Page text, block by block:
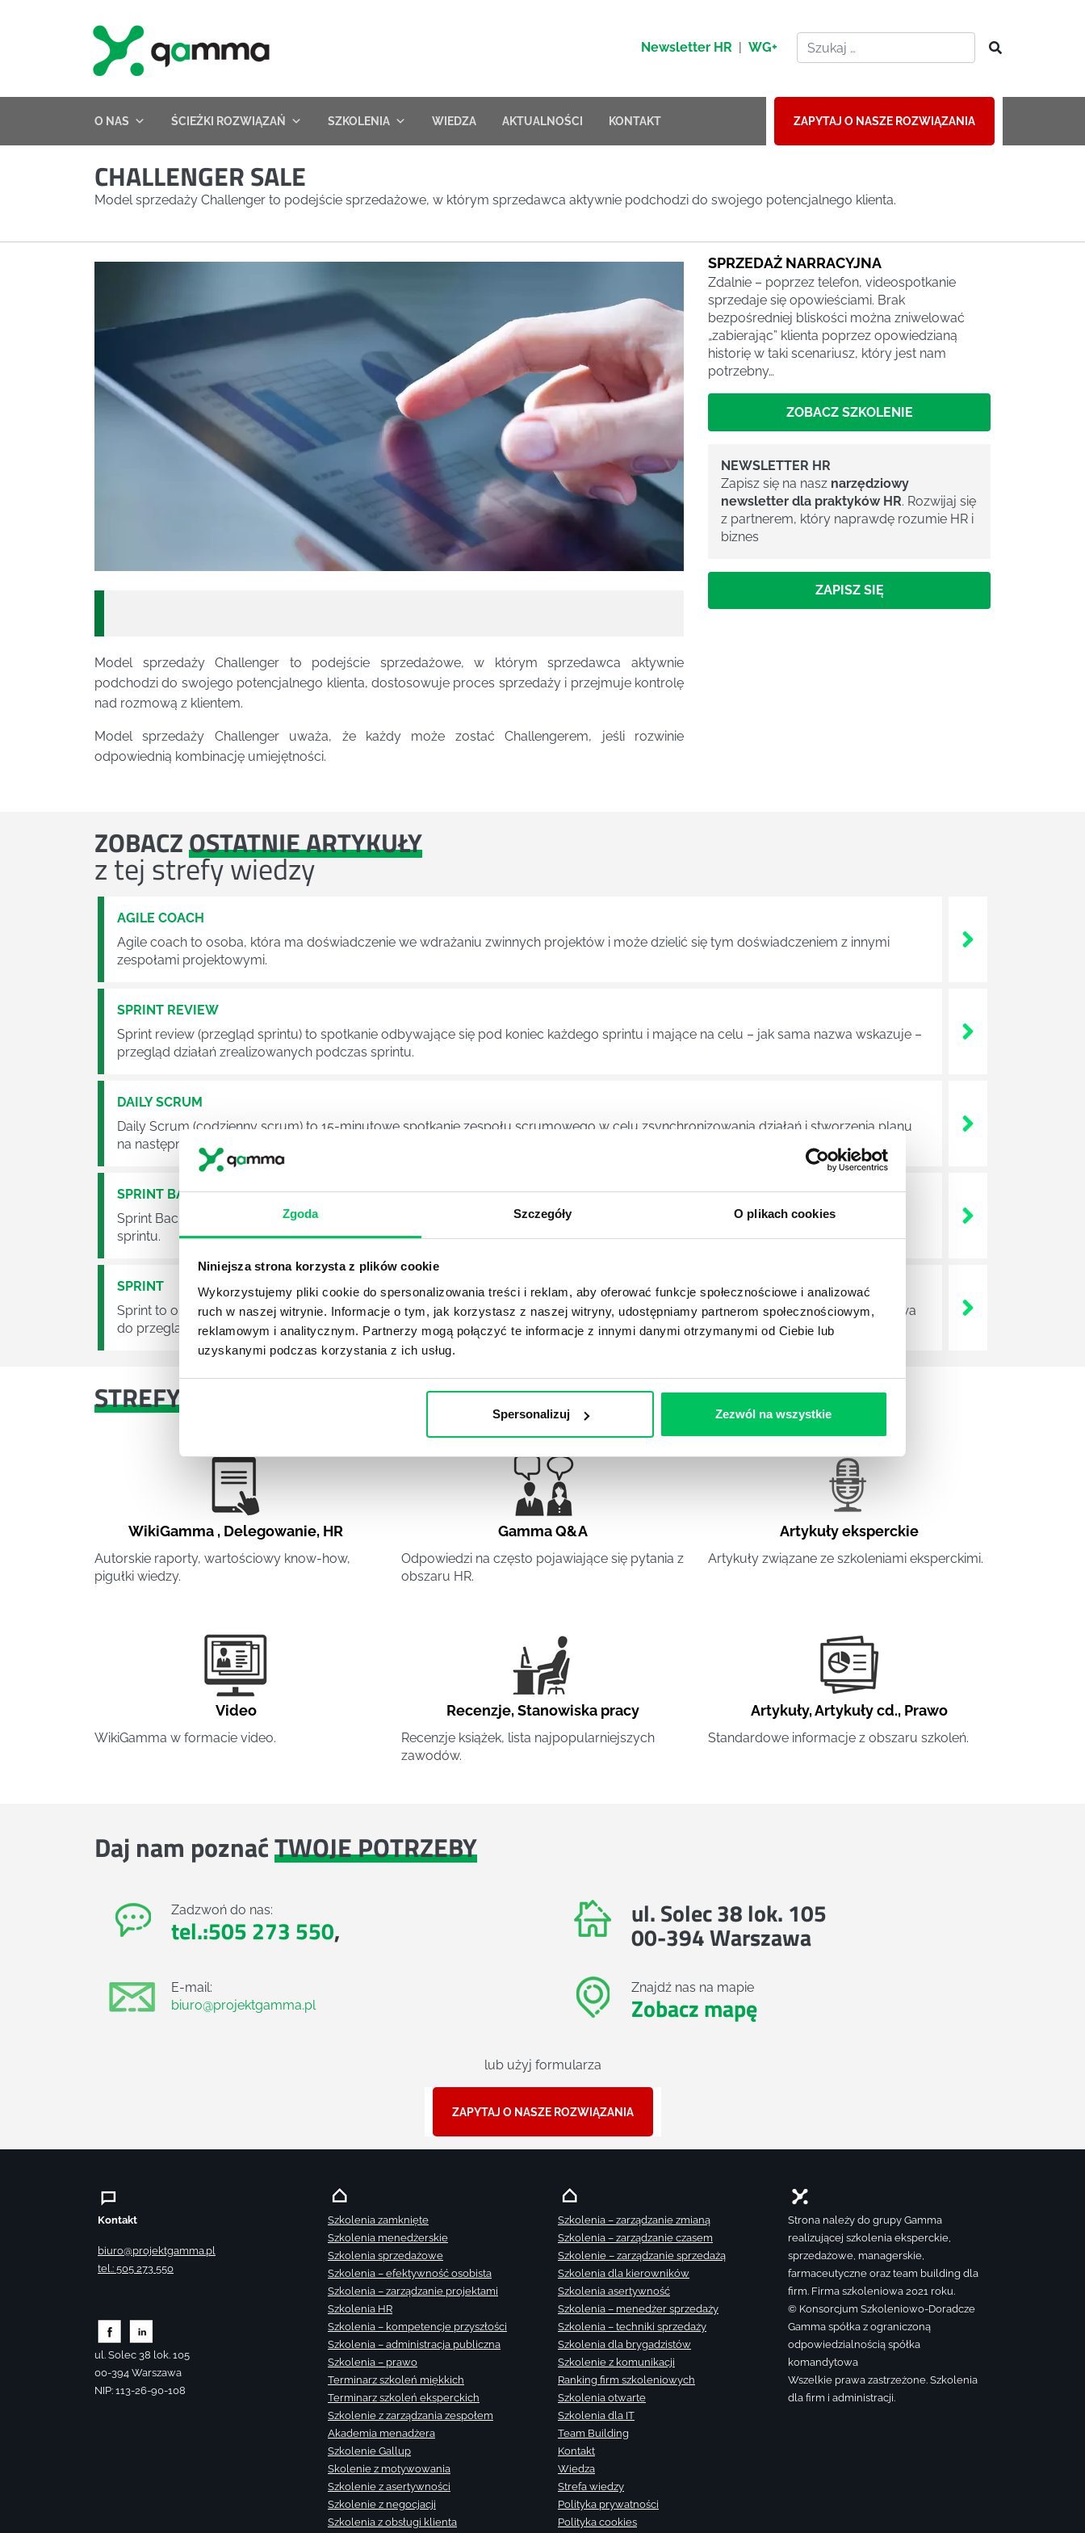
Zgoda Szczegóły O plikach cookies
Niniejsza strona korzysta z plików cookie
Wykorzystujemy pliki cookie do spersonalizowania treści i reklam, aby oferować funkcje społecznościowe i analizować
ruch w naszej witrynie. Informacje o tym, jak korzystasz z naszej witryny, udostępniamy partnerom społecznościowym,
reklamowym i analitycznym. Partnerzy mogą połączyć te informacje z innymi danymi otrzymanymi od Ciebie lub
uzyskanymi podczas korzystania z ich usług.
Spersonalizuj Zezwól na wszystkie
Newsletter HR | WG+
O NAS ŚCIEŻKI ROZWIĄZAŃ SZKOLENIA WIEDZA AKTUALNOŚCI KONTAKT ZAPYTAJ O NASZE ROZWIĄZANIA
CHALLENGER SALE
Model sprzedaży Challenger to podejście sprzedażowe, w którym sprzedawca aktywnie podchodzi do swojego potencjalnego klienta.
Model sprzedaży Challenger to podejście sprzedażowe, w którym sprzedawca aktywnie
podchodzi do swojego potencjalnego klienta, dostosowuje proces sprzedaży i przejmuje kontrolę
nad rozmową z klientem.
Model sprzedaży Challenger uważa, że ​​każdy może zostać Challengerem, jeśli rozwinie
odpowiednią kombinację umiejętności.
SPRZEDAŻ NARRACYJNA
Zdalnie – poprzez telefon, videospotkanie
sprzedaje się opowieściami. Brak
bezpośredniej bliskości można zniwelować
„zabierając” klienta poprzez opowiedzianą
historię w taki scenariusz, który jest nam
potrzebny…
ZOBACZ SZKOLENIE
NEWSLETTER HR
Zapisz się na nasz narzędziowy
newsletter dla praktyków HR. Rozwijaj się
z partnerem, który naprawdę rozumie HR i
biznes
ZAPISZ SIĘ
ZOBACZOSTATNIE ARTYKUŁY
z tej strefy wiedzy
AGILE COACH
Agile coach to osoba, która ma doświadczenie we wdrażaniu zwinnych projektów i może dzielić się tym doświadczeniem z innymi
zespołami projektowymi.
SPRINT REVIEW
Sprint review (przegląd sprintu) to spotkanie odbywające się pod koniec każdego sprintu i mające na celu – jak sama nazwa wskazuje –
przegląd działań zrealizowanych podczas sprintu.
DAILY SCRUM
Daily Scrum (codzienny scrum) to 15-minutowe spotkanie zespołu scrumowego w celu zsynchronizowania działań i stworzenia planu
na następne 24 godziny Sprintu. Daily Scrum odbywa się każdego dnia Sprintu.
SPRINT BACKLOG
Sprint Backlog to zestaw elementów Backlogu Produktu (rejestru zadań), które zespół Scrum powinien wykonać podczas danego
sprintu.
SPRINT
Sprint to określenie krótkiego cyklu, w którym zespół scrumowy pracuje nad ukończeniem określonej ilości pracy tak, by była gotowa
do przeglądu.
STREFY WIEDZY
WikiGamma , Delegowanie, HR
Autorskie raporty, wartościowy know-how,
pigułki wiedzy.
Gamma Q&A
Odpowiedzi na często pojawiające się pytania z
obszaru HR.
Artykuły eksperckie
Artykuły związane ze szkoleniami eksperckimi.
Video
WikiGamma w formacie video.
Recenzje,Stanowiska pracy
Recenzje książek, lista najpopularniejszych
zawodów.
Artykuły,Artykuły cd., Prawo
Standardowe informacje z obszaru szkoleń.
Daj nam poznaćTWOJE POTRZEBY
Zadzwoń do nas:
tel.:505 273 550,
E-mail:
biuro@projektgamma.pl
ul. Solec 38 lok. 105
00-394 Warszawa
Znajdź nas na mapie
Zobacz mapę
lub użyj formularza
ZAPYTAJ O NASZE ROZWIĄZANIA
Kontakt
biuro@projektgamma.pl
tel.: 505 273 550
ul. Solec 38 lok. 105
00-394 Warszawa
NIP: 113-26-90-108
Szkolenia zamknięte
Szkolenia menedżerskie
Szkolenia sprzedażowe
Szkolenia – efektywność osobista
Szkolenia – zarządzanie projektami
Szkolenia HR
Szkolenia – kompetencje przyszłości
Szkolenia – administracja publiczna
Szkolenia – prawo
Terminarz szkoleń miękkich
Terminarz szkoleń eksperckich
Szkolenie z zarządzania zespołem
Akademia menadżera
Szkolenie Gallup
Skolenie z motywowania
Szkolenie z asertywności
Szkolenie z negocjacji
Szkolenia z obsługi klienta
Szkolenia – zarządzanie zmianą
Szkolenia – zarządzanie czasem
Szkolenie – zarządzanie sprzedażą
Szkolenia dla kierowników
Szkolenia asertywność
Szkolenia – menedżer sprzedaży
Szkolenia – techniki sprzedaży
Szkolenia dla brygadzistów
Szkolenie z komunikacji
Ranking firm szkoleniowych
Szkolenia otwarte
Szkolenia dla IT
Team Building
Kontakt
Wiedza
Strefa wiedzy
Polityka prywatności
Polityka cookies
Strona należy do grupy Gamma
realizującej szkolenia eksperckie,
sprzedażowe, managerskie,
farmaceutyczne oraz team building dla
firm. Firma szkoleniowa 2021 roku.
© Konsorcjum Szkoleniowo-Doradcze
Gamma spółka z ograniczoną
odpowiedzialnością spółka
komandytowa
Wszelkie prawa zastrzeżone. Szkolenia
dla firm i administracji.